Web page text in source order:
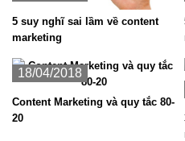
5 suy nghĩ sai lầm về content
marketing
18/04/2018
Content Marketing và quy tắc 80-
20